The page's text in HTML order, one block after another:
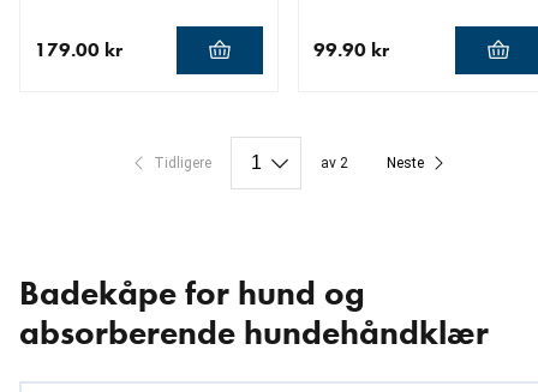
179.00 kr 99.90 kr
Tidligere av 2 Neste
Badekåpe for hund og
absorberende hundehåndklær